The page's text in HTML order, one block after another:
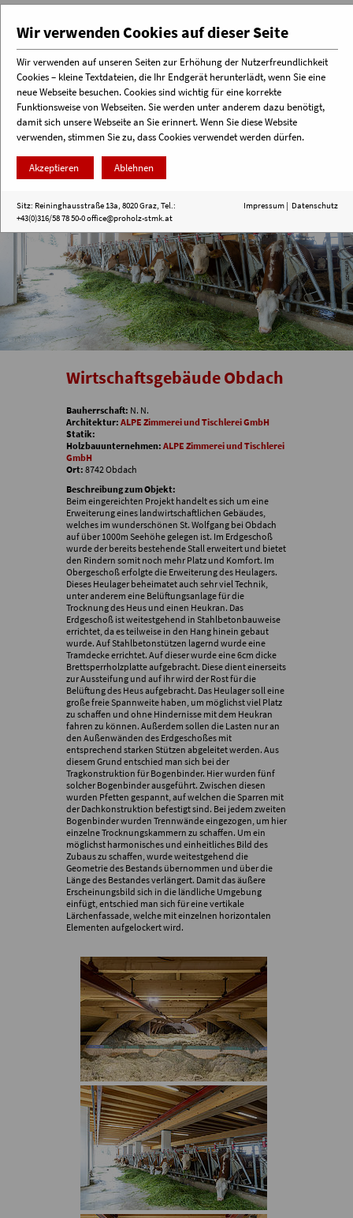
Menü
Wirtschaftsgebäude Obdach
Bauherrschaft: N. N.
Architektur: ALPE Zimmerei und Tischlerei GmbH
Statik:
Holzbauunternehmen: ALPE Zimmerei und Tischlerei
GmbH
Ort: 8742 Obdach
Beschreibung zum Objekt:
Beim eingereichten Projekt handelt es sich um eine
Erweiterung eines landwirtschaftlichen Gebäudes,
welches im wunderschönen St. Wolfgang bei Obdach
auf über 1000m Seehöhe gelegen ist. Im Erdgeschoß
wurde der bereits bestehende Stall erweitert und bietet
den Rindern somit noch mehr Platz und Komfort. Im
Obergeschoß erfolgte die Erweiterung des Heulagers.
Dieses Heulager beheimatet auch sehr viel Technik,
unter anderem eine Belüftungsanlage für die
Trocknung des Heus und einen Heukran. Das
Erdgeschoß ist weitestgehend in Stahlbetonbauweise
errichtet, da es teilweise in den Hang hinein gebaut
wurde. Auf Stahlbetonstützen lagernd wurde eine
Tramdecke errichtet. Auf dieser wurde eine 6cm dicke
Brettsperrholzplatte aufgebracht. Diese dient einerseits
zur Aussteifung und auf ihr wird der Rost für die
Belüftung des Heus aufgebracht. Das Heulager soll eine
große freie Spannweite haben, um möglichst viel Platz
zu schaffen und ohne Hindernisse mit dem Heukran
fahren zu können. Außerdem sollen die Lasten nur an
den Außenwänden des Erdgeschoßes mit
entsprechend starken Stützen abgeleitet werden. Aus
diesem Grund entschied man sich bei der
Tragkonstruktion für Bogenbinder. Hier wurden fünf
solcher Bogenbinder ausgeführt. Zwischen diesen
wurden Pfetten gespannt, auf welchen die Sparren mit
der Dachkonstruktion befestigt sind. Bei jedem zweiten
Bogenbinder wurden Trennwände eingezogen, um hier
einzelne Trocknungskammern zu schaffen. Um ein
möglichst harmonisches und einheitliches Bild des
Zubaus zu schaffen, wurde weitestgehend die
Geometrie des Bestands übernommen und über die
Länge des Bestandes verlängert. Damit das äußere
Erscheinungsbild sich in die ländliche Umgebung
einfügt, entschied man sich für eine vertikale
Lärchenfassade, welche mit einzelnen horizontalen
Elementen aufgelockert wird.
Wir verwenden Cookies auf dieser Seite
Wir verwenden auf unseren Seiten zur Erhöhung der Nutzerfreundlichkeit
Cookies – kleine Textdateien, die Ihr Endgerät herunterlädt, wenn Sie eine
neue Webseite besuchen. Cookies sind wichtig für eine korrekte
Funktionsweise von Webseiten. Sie werden unter anderem dazu benötigt,
damit sich unsere Webseite an Sie erinnert. Wenn Sie diese Website
verwenden, stimmen Sie zu, dass Cookies verwendet werden dürfen.
Akzeptieren Ablehnen
Sitz: Reininghausstraße 13a, 8020 Graz, Tel.:
+43(0)316/58 78 50-0office@proholz-stmk.at
Impressum| Datenschutz